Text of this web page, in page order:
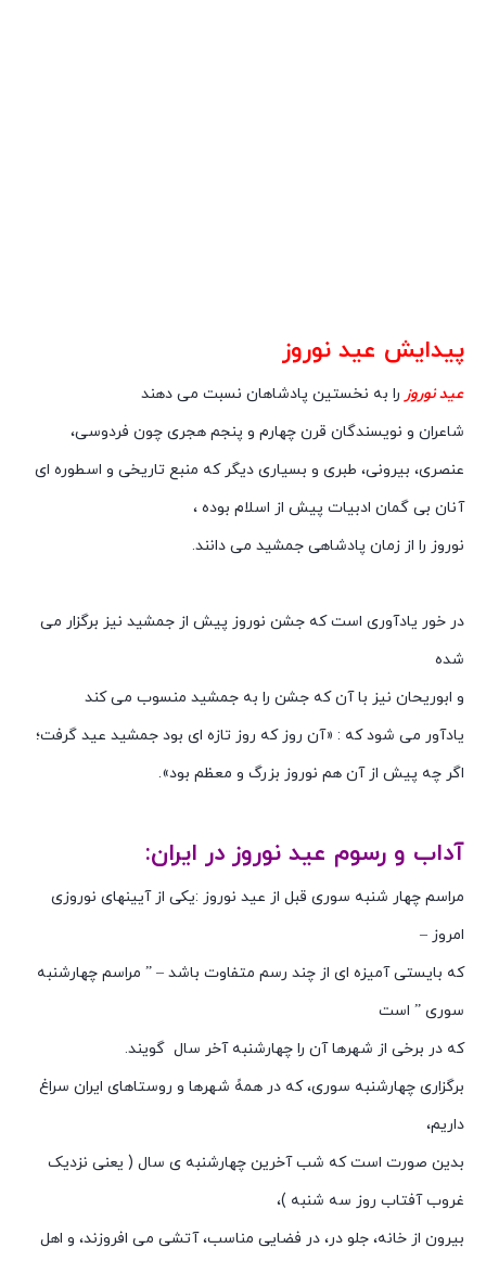
پیدایش عید نوروز
عید نوروز را به نخستین پادشاهان نسبت می دهند
شاعران و نویسندگان قرن چهارم و پنجم هجری چون فردوسی،
عنصری، بیرونی، طبری و بسیاری دیگر که منبع تاریخی و اسطوره ای
آنان بی گمان ادبیات پیش از اسلام بوده ،
نوروز را از زمان پادشاهی جمشید می دانند.
در خور یادآوری است که جشن نوروز پیش از جمشید نیز برگزار می
شده
و ابوریحان نیز با آن که جشن را به جمشید منسوب می کند
یادآور می شود که : «آن روز که روز تازه ای بود جمشید عید گرفت؛
اگر چه پیش از آن هم نوروز بزرگ و معظم بود».
آداب و رسوم عید نوروز در ایران:
مراسم چهار شنبه سوری قبل از عید نوروز :یکی از آیینهای نوروزی
امروز –
که بایستی آمیزه ای از چند رسم متفاوت باشد – ” مراسم چهارشنبه
سوری ” است
که در برخی از شهرها آن را چهارشنبه آخر سال گویند.
برگزاری چهارشنبه سوری، که در همهً شهرها و روستاهای ایران سراغ
داریم،
بدین صورت است که شب آخرین چهارشنبه ی سال ( یعنی نزدیک
غروب آفتاب روز سه شنبه )،
بیرون از خانه، جلو در، در فضایی مناسب، آتشی می افروزند، و اهل